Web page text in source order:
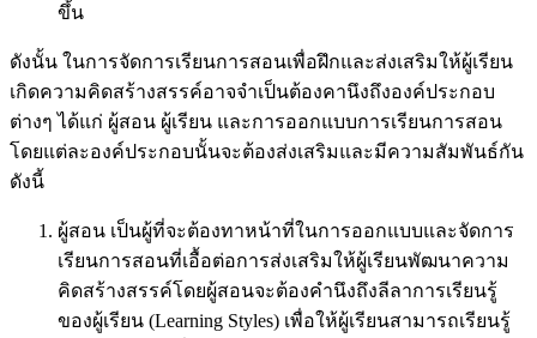
ขึ้น
ดังนั้น ในการจัดการเรียนการสอนเพื่อฝึกและส่งเสริมให้ผู้เรียน
เกิดความคิดสร้างสรรค์อาจจำเป็นต้องคานึงถึงองค์ประกอบ
ต่างๆ ได้แก่ ผู้สอน ผู้เรียน และการออกแบบการเรียนการสอน
โดยแต่ละองค์ประกอบนั้นจะต้องส่งเสริมและมีความสัมพันธ์กัน
ดังนี้
ผู้สอน เป็นผู้ที่จะต้องทาหน้าที่ในการออกแบบและจัดการ
เรียนการสอนที่เอื้อต่อการส่งเสริมให้ผู้เรียนพัฒนาความ
คิดสร้างสรรค์โดยผู้สอนจะต้องคำนึงถึงลีลาการเรียนรู้
ของผู้เรียน (Learning Styles) เพื่อให้ผู้เรียนสามารถเรียนรู้